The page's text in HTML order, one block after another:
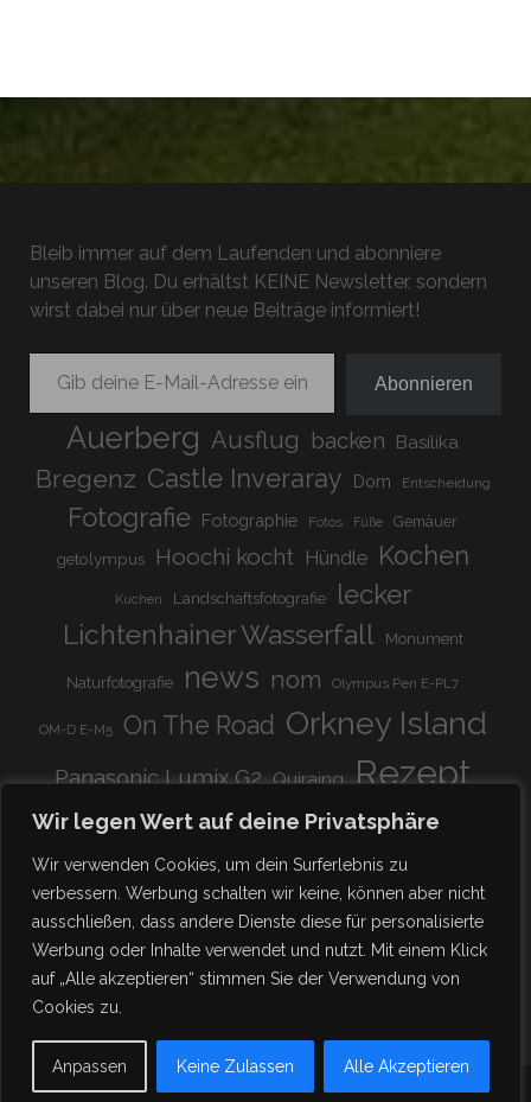
Wir legen Wert auf deine Privatsphäre
Wir verwenden Cookies, um dein Surferlebnis zu
verbessern. Werbung schalten wir keine, können aber nicht
ausschließen, dass andere Dienste diese für personalisierte
Werbung oder Inhalte verwendet und nutzt. Mit einem Klick
auf „Alle akzeptieren“ stimmen Sie der Verwendung von
Cookies zu.
Anpassen Keine Zulassen Alle Akzeptieren
Bleib immer auf dem Laufenden und abonniere
unseren Blog. Du erhältst KEINE Newsletter, sondern
wirst dabei nur über neue Beiträge informiert!
Gib deine E-Mail-Adresse ein ...
Abonnieren
Auerberg Ausflug backen Basilika
Bregenz Castle Inveraray Dom Entscheidung
Fotografie Fotographie Fotos Füße Gemäuer
getolympus Hoochi kocht Hündle Kochen
Kuchen Landschaftsfotografie lecker
Lichtenhainer Wasserfall Monument
Naturfotografie news nom Olympus Pen E-PL7
OM-D E-M5 On The Road Orkney Island
Panasonic Lumix G2 Quiraing Rezept
Rundreise schnell & einfach Scotland
Stadion super lecker Systemkamera
vegetarisch Viadukt weitnau woooohoooo!!!!
zu Hause ♥
- FAMILIE SCHICKISCHMI -